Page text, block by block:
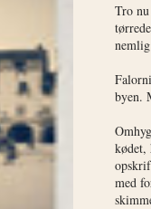
Tro
byen.
kødet,
med